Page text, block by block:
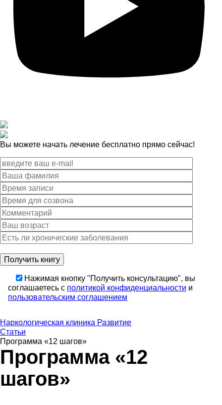
Вы можете начать лечение бесплатно прямо сейчас!
Нажимая кнопку "Получить консультацию", вы
соглашаетесь с политикой конфиденциальности и
пользовательским соглашением
Наркологическая клиника Развитие
Статьи
Программа «12 шагов»
Программа «12
шагов»